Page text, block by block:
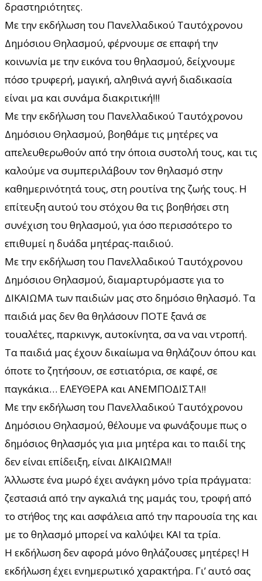
δραστηριότητες.
Με την εκδήλωση του Πανελλαδικού Ταυτόχρονου
Δημόσιου Θηλασμού, φέρνουμε σε επαφή την
κοινωνία με την εικόνα του θηλασμού, δείχνουμε
πόσο τρυφερή, μαγική, αληθινά αγνή διαδικασία
είναι μα και συνάμα διακριτική!!!
Με την εκδήλωση του Πανελλαδικού Ταυτόχρονου
Δημόσιου Θηλασμού, βοηθάμε τις μητέρες να
απελευθερωθούν από την όποια συστολή τους, και τις
καλούμε να συμπεριλάβουν τον θηλασμό στην
καθημερινότητά τους, στη ρουτίνα της ζωής τους. Η
επίτευξη αυτού του στόχου θα τις βοηθήσει στη
συνέχιση του θηλασμού, για όσο περισσότερο το
επιθυμεί η δυάδα μητέρας-παιδιού.
Με την εκδήλωση του Πανελλαδικού Ταυτόχρονου
Δημόσιου Θηλασμού, διαμαρτυρόμαστε για το
ΔΙΚΑΙΩΜΑ των παιδιών μας στο δημόσιο θηλασμό. Τα
παιδιά μας δεν θα θηλάσουν ΠΟΤΕ ξανά σε
τουαλέτες, παρκινγκ, αυτοκίνητα, σα να ναι ντροπή.
Τα παιδιά μας έχουν δικαίωμα να θηλάζουν όπου και
όποτε το ζητήσουν, σε εστιατόρια, σε καφέ, σε
παγκάκια… ΕΛΕΥΘΕΡΑ και ΑΝΕΜΠΟΔΙΣΤΑ!!
Με την εκδήλωση του Πανελλαδικού Ταυτόχρονου
Δημόσιου Θηλασμού, θέλουμε να φωνάξουμε πως ο
δημόσιος θηλασμός για μια μητέρα και το παιδί της
δεν είναι επίδειξη, είναι ΔΙΚΑΙΩΜΑ!!
Άλλωστε ένα μωρό έχει ανάγκη μόνο τρία πράγματα:
ζεστασιά από την αγκαλιά της μαμάς του, τροφή από
το στήθος της και ασφάλεια από την παρουσία της και
με το θηλασμό μπορεί να καλύψει ΚΑΙ τα τρία.
Η εκδήλωση δεν αφορά μόνο θηλάζουσες μητέρες! Η
εκδήλωση έχει ενημερωτικό χαρακτήρα. Γι’ αυτό σας